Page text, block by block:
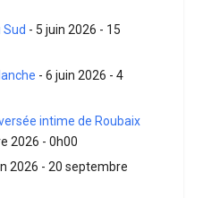
Sud - 5 juin 2026 - 15
- 6 juin 2026 - 4
intime de Roubaix
2026 - 0h00
2026 - 20 septembre